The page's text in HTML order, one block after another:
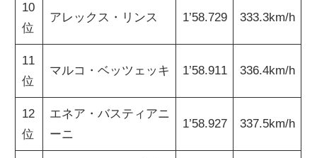
10
位
アレックス・リンス 1’58.729 333.3km/h
11
位
マルコ・ベッツェッキ 1’58.911 336.4km/h
12
位
エネア・バスティアニ
ーニ
1’58.927 337.5km/h